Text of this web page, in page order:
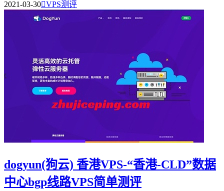
2021-03-30VPS测评
dogyun(狗云) 香港VPS-“香港-CLD”数据
中心bgp线路VPS简单测评